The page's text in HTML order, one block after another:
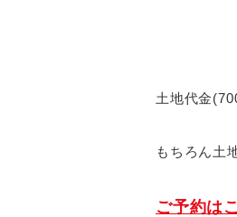
土地代金
もちろん土
ご予約は